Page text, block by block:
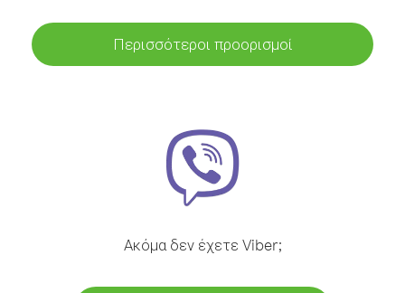
Περισσότεροι προορισμοί
Ακόμα δεν έχετε Viber;